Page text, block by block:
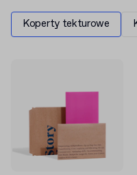
potrzeb.
Koperty tekturowe